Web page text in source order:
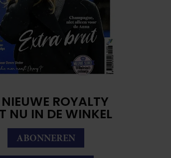
NIEUWE ROYALTY
NU IN DE WINKEL
ABONNEREN